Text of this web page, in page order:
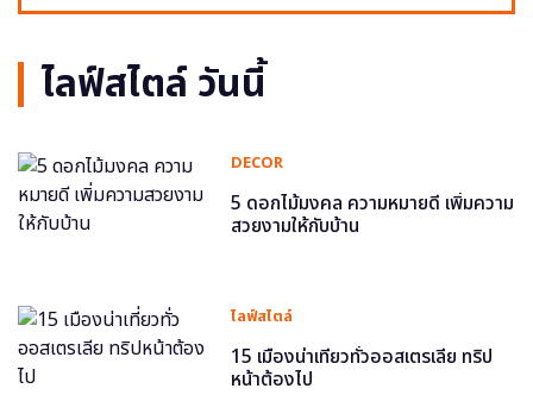
ไลฟ์สไตล์ วันนี้
DECOR
5 ดอกไม้มงคล ความหมายดี เพิ่มความ
สวยงามให้กับบ้าน
ไลฟ์สไตล์
15 เมืองน่าเที่ยวทั่วออสเตรเลีย ทริป
หน้าต้องไป